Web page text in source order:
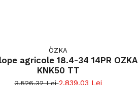
ÖZKA
agricole 18.4-34 14PR OZKA
KNK50 TT
3.526,32 Lei2.839,03 Lei